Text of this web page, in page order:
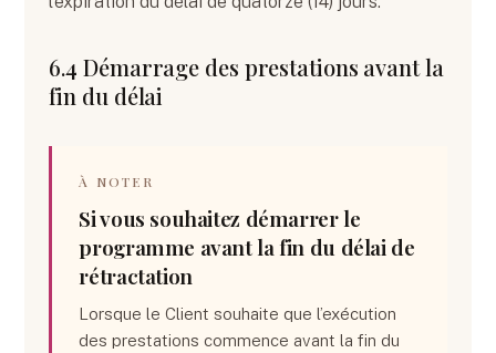
6.4 Démarrage des prestations avant la
fin du délai
À NOTER
Si vous souhaitez démarrer le
programme avant la fin du délai de
rétractation
Lorsque le Client souhaite que l’exécution
des prestations commence avant la fin du